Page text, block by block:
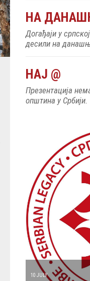
НА
Догађаји у
десили на
НАЈ @
Презентација
општина у Србији.
10 JULY